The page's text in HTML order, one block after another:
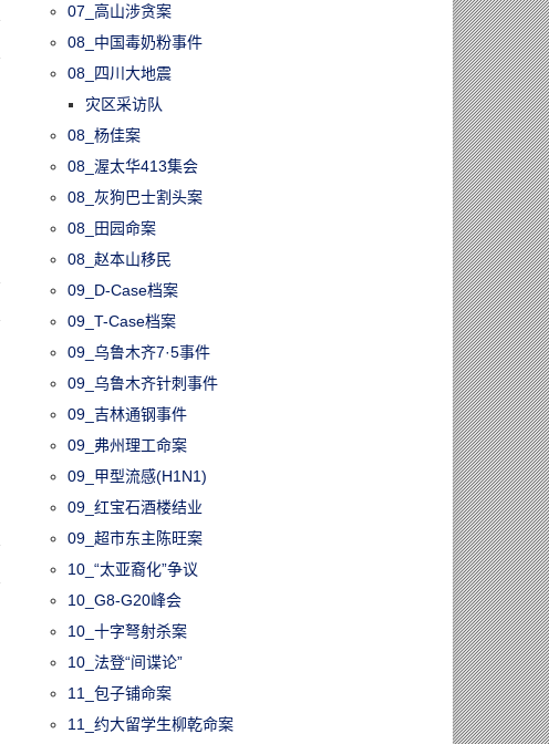
07_高山涉贪案
08_中国毒奶粉事件
08_四川大地震
灾区采访队
08_杨佳案
08_渥太华413集会
08_灰狗巴士割头案
08_田园命案
08_赵本山移民
09_D-Case档案
09_T-Case档案
09_乌鲁木齐7·5事件
09_乌鲁木齐针刺事件
09_吉林通钢事件
09_弗州理工命案
09_甲型流感(H1N1)
09_红宝石酒楼结业
09_超市东主陈旺案
10_“太亚裔化”争议
10_G8-G20峰会
10_十字弩射杀案
10_法登“间谍论”
11_包子铺命案
11_约大留学生柳乾命案